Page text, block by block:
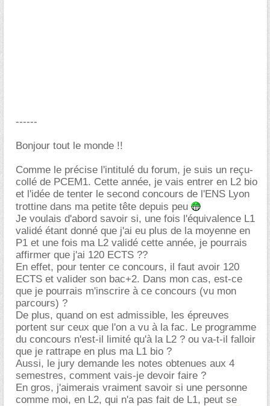
------
Bonjour tout le monde !!
Comme le précise l'intitulé du forum, je suis un reçu-
collé de PCEM1. Cette année, je vais entrer en L2 bio
et l'idée de tenter le second concours de l'ENS Lyon
trottine dans ma petite tête depuis peu
Je voulais d'abord savoir si, une fois l'équivalence L1
validé étant donné que j'ai eu plus de la moyenne en
P1 et une fois ma L2 validé cette année, je pourrais
affirmer que j'ai 120 ECTS ??
En effet, pour tenter ce concours, il faut avoir 120
ECTS et valider son bac+2. Dans mon cas, est-ce
que je pourrais m'inscrire à ce concours (vu mon
parcours) ?
De plus, quand on est admissible, les épreuves
portent sur ceux que l'on a vu à la fac. Le programme
du concours n'est-il limité qu'à la L2 ? ou va-t-il falloir
que je rattrape en plus ma L1 bio ?
Aussi, le jury demande les notes obtenues aux 4
semestres, comment vais-je devoir faire ?
En gros, j'aimerais vraiment savoir si une personne
comme moi, en L2, qui n'a pas fait de L1, peut se